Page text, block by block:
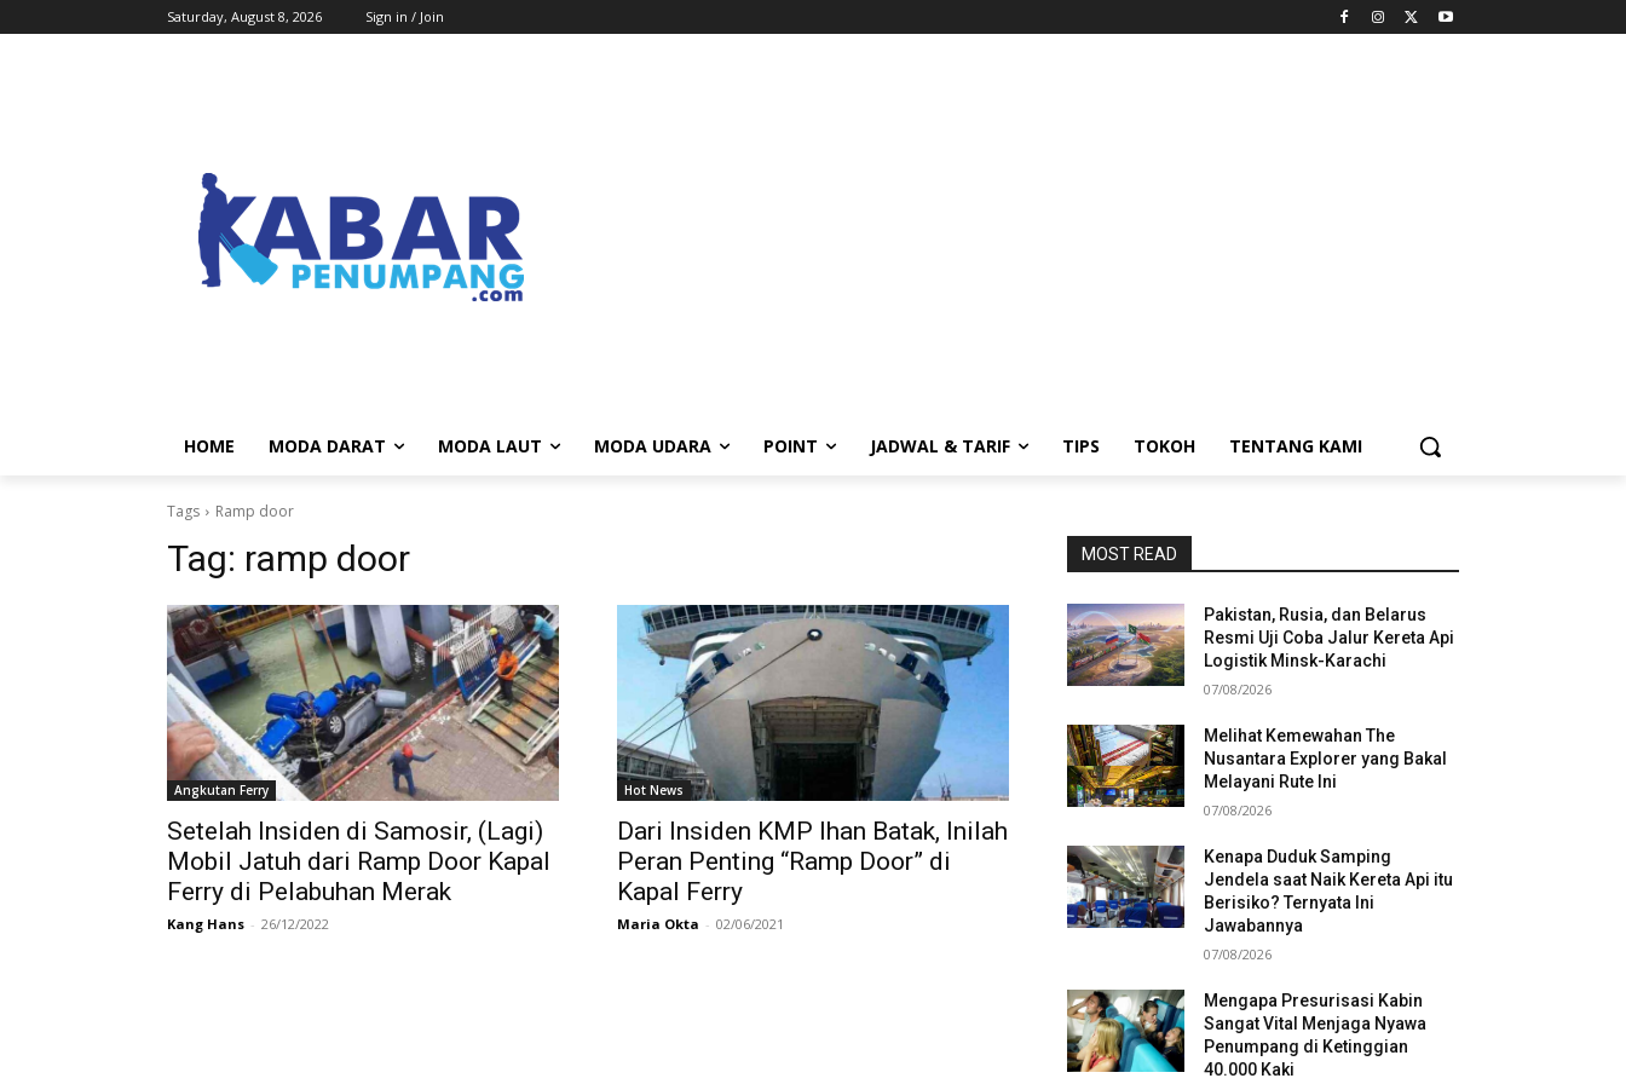
Saturday, August 8, 2026 Sign in / Join
HOME MODA DARAT MODA LAUT MODA UDARA POINT JADWAL & TARIF TIPS TOKOH TENTANG KAMI
Tags Ramp door
Tag: ramp door
Angkutan Ferry
Setelah Insiden di Samosir, (Lagi)
Mobil Jatuh dari Ramp Door Kapal
Ferry di Pelabuhan Merak
Kang Hans - 26/12/2022
Hot News
Dari Insiden KMP Ihan Batak, Inilah
Peran Penting “Ramp Door” di
Kapal Ferry
Maria Okta - 02/06/2021
MOST READ
Pakistan, Rusia, dan Belarus
Resmi Uji Coba Jalur Kereta Api
Logistik Minsk-Karachi
07/08/2026
Melihat Kemewahan The
Nusantara Explorer yang Bakal
Melayani Rute Ini
07/08/2026
Kenapa Duduk Samping
Jendela saat Naik Kereta Api itu
Berisiko? Ternyata Ini
Jawabannya
07/08/2026
Mengapa Presurisasi Kabin
Sangat Vital Menjaga Nyawa
Penumpang di Ketinggian
40.000 Kaki